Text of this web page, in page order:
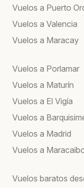
Vuelos a Puerto
Vuelos a Valencia
Vuelos a Maracay
Vuelos a Porlamar
Vuelos a Maturín
Vuelos a El Vigía
Vuelos a
Vuelos a Madrid
Vuelos a
Vuelos baratos